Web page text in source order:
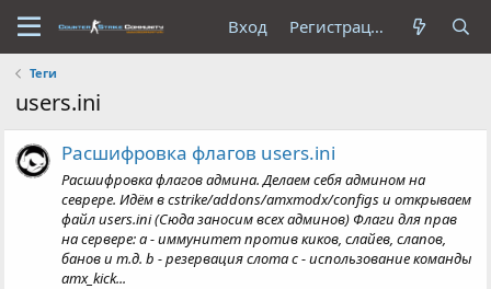
Вход Регистрация
Теги
users.ini
Расшифровка флагов users.ini
Расшифровка флагов админа. Делаем себя админом на
севрере. Идём в cstrike/addons/amxmodx/configs и открываем
файл users.ini (Сюда заносим всех админов) Флаги для прав
на сервере: a - иммунитет против киков, слайев, слапов,
банов и т.д. b - резервация слота c - использование команды
amx_kick...